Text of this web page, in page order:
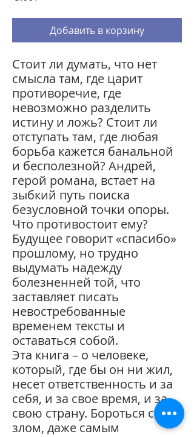
Добавить в корзину
Стоит ли думать, что нет
смысла там, где царит
противоречие, где
невозможно разделить
истину и ложь? Стоит ли
отступать там, где любая
борьба кажется банальной
и бесполезной? Андрей,
герой романа, встает на
зыбкий путь поиска
безусловной точки опоры.
Что противостоит ему?
Будущее говорит «спасибо»
прошлому, но трудно
выдумать надежду
болезненней той, что
заставляет писать
невостребованные
временем тексты и
оставаться собой.
Эта книга – о человеке,
который, где бы он ни жил,
несет ответственность и за
себя, и за свое время, и за
свою страну. Бороться со
злом, даже самым